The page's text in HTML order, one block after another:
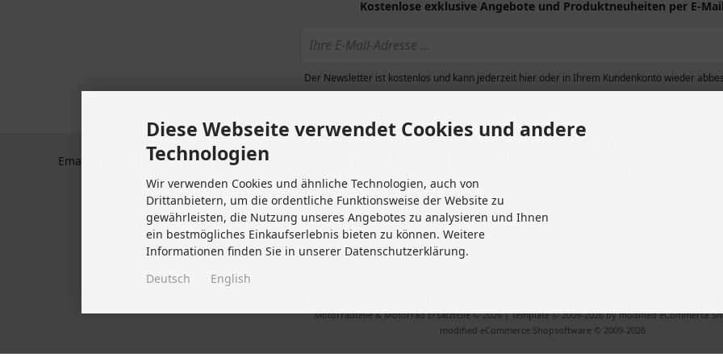
Kostenlose exklusive Angebote und Produktneuheiten per E-Mail
Der Newsletter ist kostenlos und kann jederzeit hier oder in Ihrem Kundenkonto wieder
Fax +49 711 470 76 588
Email: info@biketeile-service.de
Datenschutzerklärung
Kundeninformationen
Kontakt
Lieferzeit
Vertrag widerrufen
Cookie Einstellungen
Entsorgung von Altbatterien
Motorradteile & Motorrad Ersatzteile © 2026 | Template © 2009-2026 by modified eCommerce
modified eCommerce Shopsoftware © 2009-2026
Diese Webseite verwendet Cookies und andere
Technologien
Wir verwenden Cookies und ähnliche Technologien, auch von
Drittanbietern, um die ordentliche Funktionsweise der Website zu
gewährleisten, die Nutzung unseres Angebotes zu analysieren und Ihnen
ein bestmögliches Einkaufserlebnis bieten zu können. Weitere
Informationen finden Sie in unserer Datenschutzerklärung.
Deutsch English